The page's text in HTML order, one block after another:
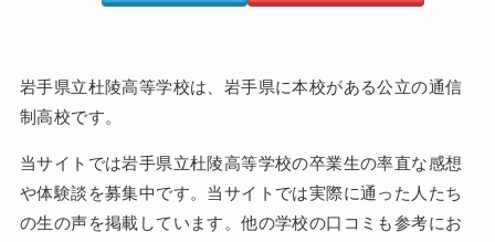
岩手県立杜陵高等学校は、岩手県に本校がある公立の通信
制高校です。
当サイトでは岩手県立杜陵高等学校の卒業生の率直な感想
や体験談を募集中です。当サイトでは実際に通った人たち
の生の声を掲載しています。他の学校の口コミも参考にお